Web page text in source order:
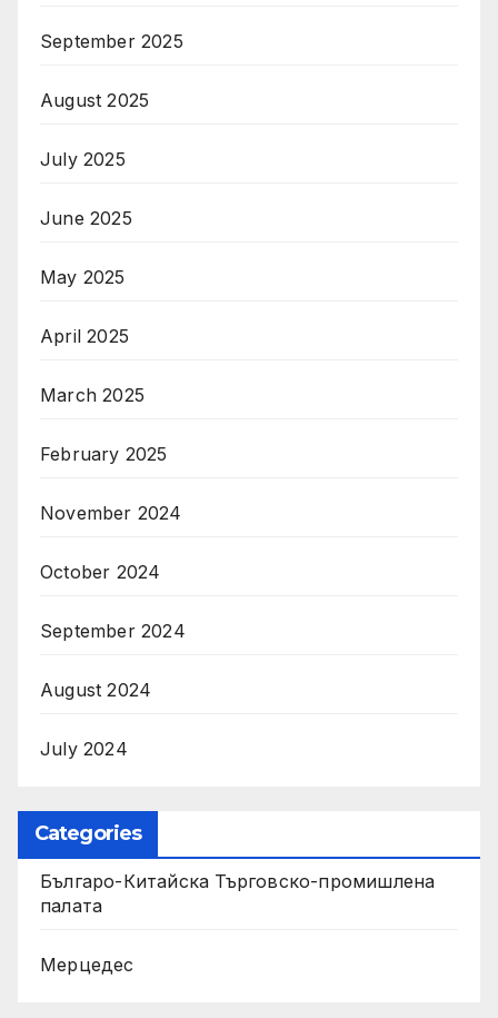
September 2025
August 2025
July 2025
June 2025
May 2025
April 2025
March 2025
February 2025
November 2024
October 2024
September 2024
August 2024
July 2024
Categories
Българо-Китайска Търговско-промишлена
палaта
Мерцедес